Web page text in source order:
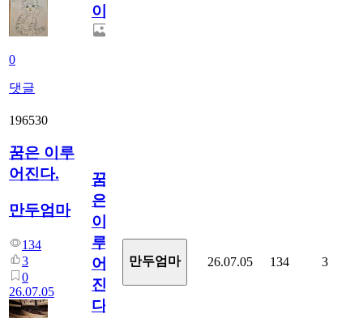
0
댓글
이
196530
꿈은 이루
어진다.
만두엄마
134
3
0
26.07.05
꿈
은
이
루
어
진
다.
만두엄마 26.07.05 134 3